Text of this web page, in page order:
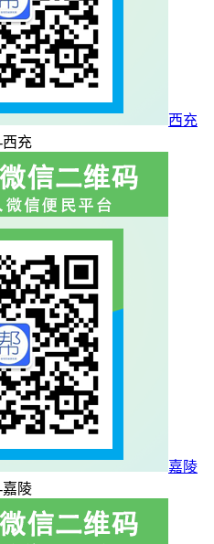
西充
西充
嘉陵
嘉陵